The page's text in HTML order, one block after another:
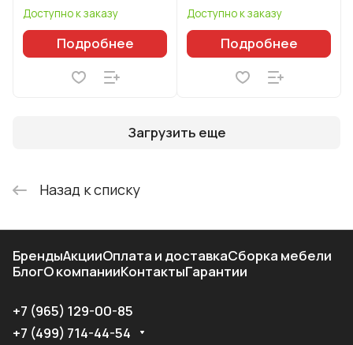
Доступно к заказу
Подробнее
Доступно к заказу
Подробнее
Загрузить еще
Назад к списку
БрендыАкцииОплата и доставкаСборка мебели
БлогО компанииКонтактыГарантии
+7 (965) 129-00-85
+7 (499) 714-44-54